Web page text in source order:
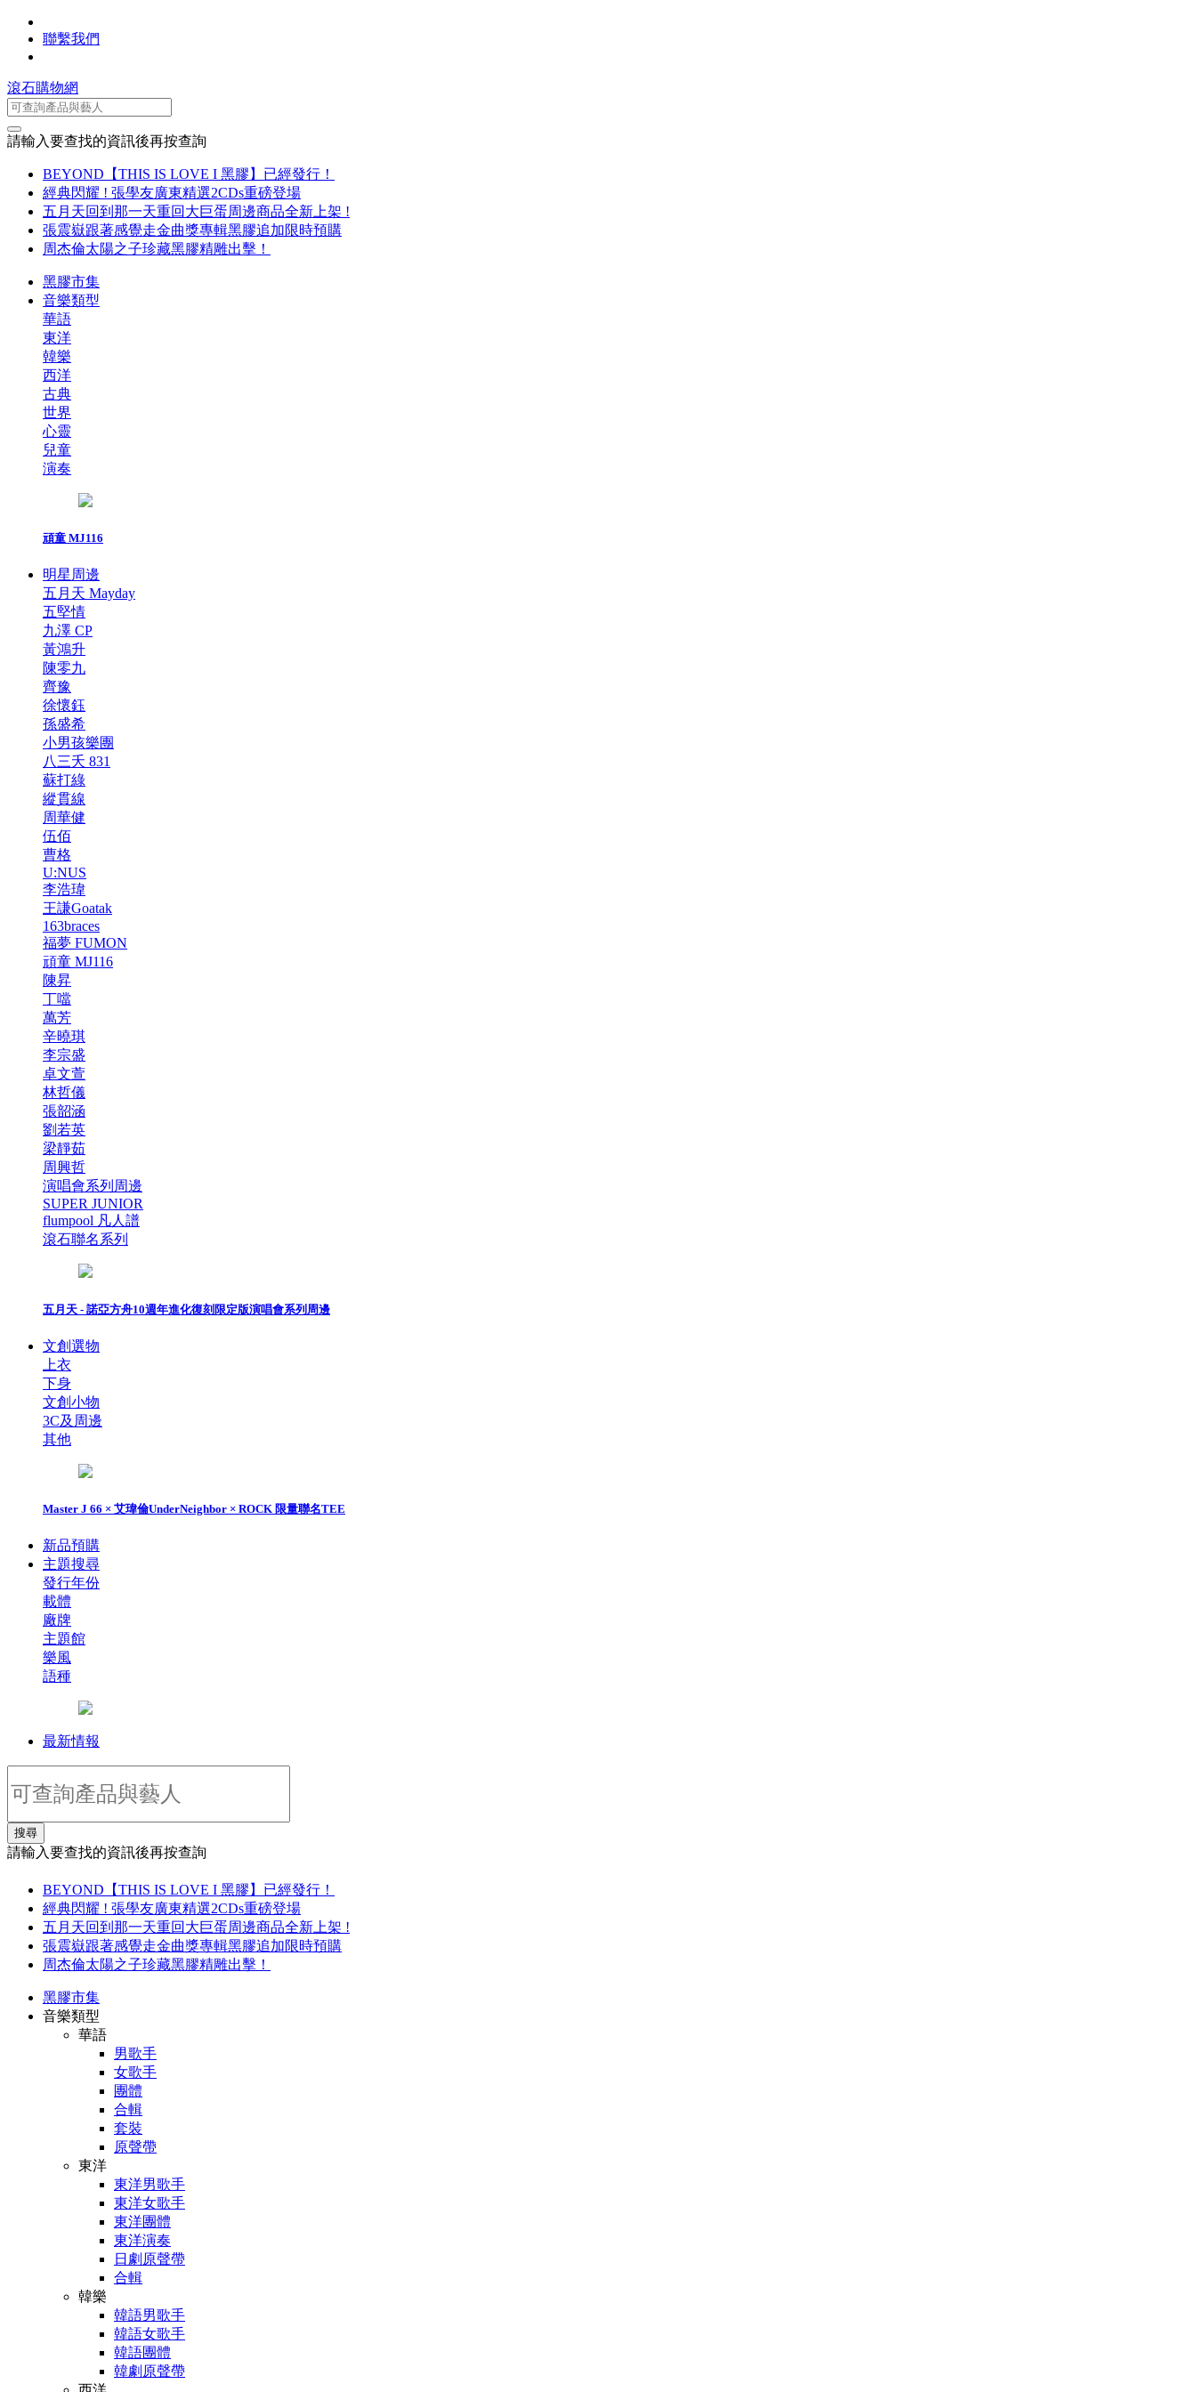
聯繫我們
滾石購物網
請輸入要查找的資訊後再按查詢
BEYOND【THIS IS LOVE I 黑膠】已經發行！
經典閃耀 ! 張學友廣東精選2CDs重磅登場
五月天回到那一天重回大巨蛋周邊商品全新上架 !
張震嶽跟著感覺走金曲獎專輯黑膠追加限時預購
周杰倫太陽之子珍藏黑膠精雕出擊！
黑膠市集
音樂類型
華語
東洋
韓樂
西洋
古典
世界
心靈
兒童
演奏
頑童 MJ116
明星周邊
五月天 Mayday
五堅情
九澤 CP
黃鴻升
陳零九
齊豫
徐懷鈺
孫盛希
小男孩樂團
八三夭 831
蘇打綠
縱貫線
周華健
伍佰
曹格
U:NUS
李浩瑋
王謙Goatak
163braces
福夢 FUMON
頑童 MJ116
陳昇
丁噹
萬芳
辛曉琪
李宗盛
卓文萱
林哲儀
張韶涵
劉若英
梁靜茹
周興哲
演唱會系列周邊
SUPER JUNIOR
flumpool 凡人譜
滾石聯名系列
五月天 - 諾亞方舟10週年進化復刻限定版演唱會系列周邊
文創選物
上衣
下身
文創小物
3C及周邊
其他
Master J 66 × 艾瑋倫UnderNeighbor × ROCK 限量聯名TEE
新品預購
主題搜尋
發行年份
載體
廠牌
主題館
樂風
語種
最新情報
搜尋
請輸入要查找的資訊後再按查詢
BEYOND【THIS IS LOVE I 黑膠】已經發行！
經典閃耀 ! 張學友廣東精選2CDs重磅登場
五月天回到那一天重回大巨蛋周邊商品全新上架 !
張震嶽跟著感覺走金曲獎專輯黑膠追加限時預購
周杰倫太陽之子珍藏黑膠精雕出擊！
黑膠市集
音樂類型
華語
男歌手
女歌手
團體
合輯
套裝
原聲帶
東洋
東洋男歌手
東洋女歌手
東洋團體
東洋演奏
日劇原聲帶
合輯
韓樂
韓語男歌手
韓語女歌手
韓語團體
韓劇原聲帶